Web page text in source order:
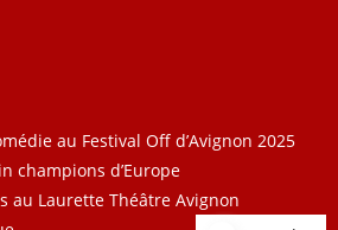
au Festival Off d’Avignon 2025
champions d’Europe
au Laurette Théâtre Avignon